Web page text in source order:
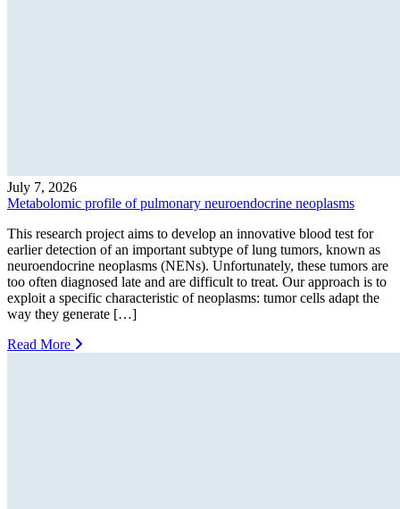
July 7, 2026
Metabolomic profile of pulmonary neuroendocrine neoplasms
This research project aims to develop an innovative blood test for
earlier detection of an important subtype of lung tumors, known as
neuroendocrine neoplasms (NENs). Unfortunately, these tumors are
too often diagnosed late and are difficult to treat. Our approach is to
exploit a specific characteristic of neoplasms: tumor cells adapt the
way they generate […]
Read More